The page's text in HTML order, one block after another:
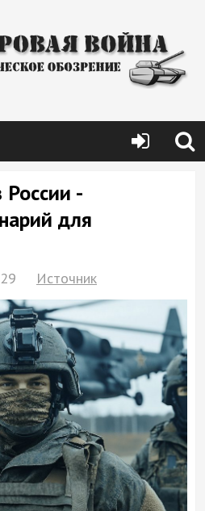
-
для
Источник